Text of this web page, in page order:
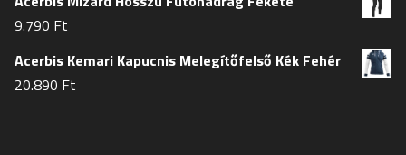
9.790 Ft
Acerbis Kemari Kapucnis Melegítőfelső Kék Fehér
20.890 Ft